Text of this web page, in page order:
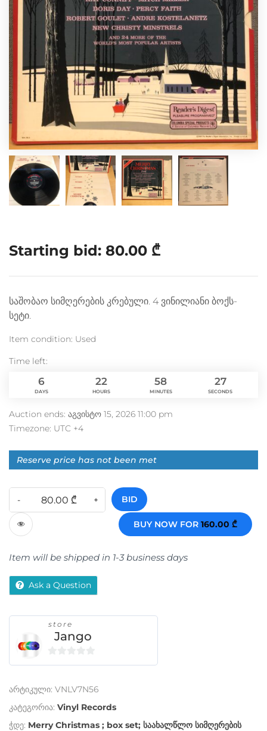
Starting bid: 80.00 ₾
საშობაო სიმღერების კრებული. 4 ვინილიანი ბოქს-
სეტი.
Item condition: Used
Time left:
6
DAYS
22
HOURS
58
MINUTES
26
SECONDS
Auction ends: აგვისტო 15, 2026 11:00 pm
Timezone: UTC +4
Reserve price has not been met
BID
BUY NOW FOR 160.00 ₾
Item will be shipped in 1-3 business days
Ask a Question
store
Jango
0
u
f
არტიკული: VNLV7N56
კატეგორია: Vinyl Records
ჭდე: Merry Christmas ; box set; საახალწლო სიმღერების